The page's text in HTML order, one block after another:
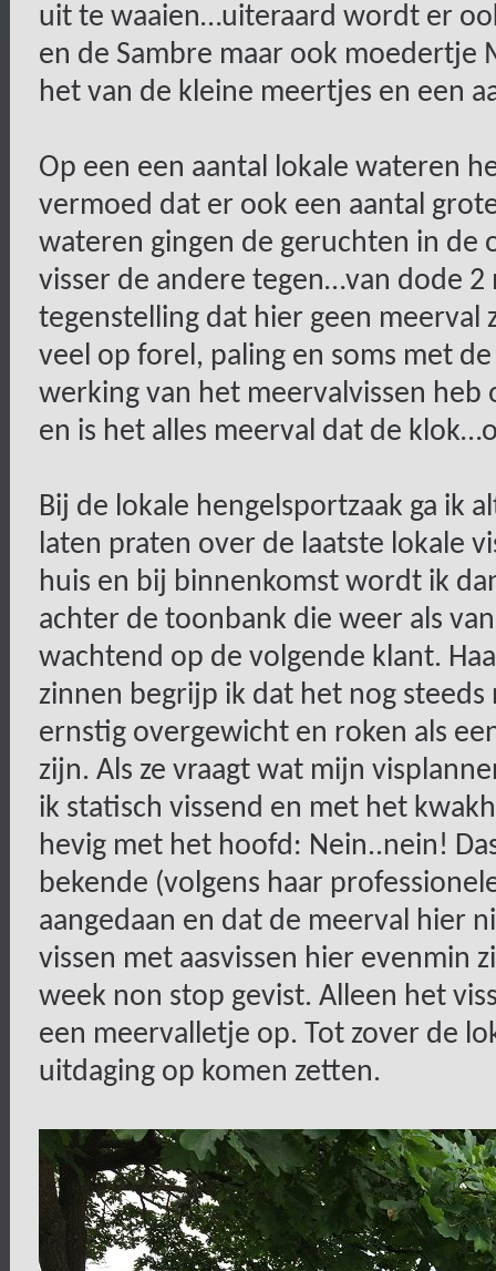
uit te waaien…uiteraard wordt er
en de Sambre maar ook moedertje
het van de kleine meertjes en een
Op een een aantal lokale wateren
vermoed dat er ook een aantal
wateren gingen de geruchten in de
visser de andere tegen…van dode
tegenstelling dat hier geen meerval
veel op forel, paling en soms met
werking van het meervalvissen
en is het alles meerval dat de
Bij de lokale hengelsportzaak ga ik
laten praten over de laatste lokale
huis en bij binnenkomst wordt ik
achter de toonbank die weer als
wachtend op de volgende klant.
zinnen begrijp ik dat het nog
ernstig overgewicht en roken als
zijn. Als ze vraagt wat mijn
ik statisch vissend en met het
hevig met het hoofd: Nein..nein!
bekende (volgens haar
aangedaan en dat de meerval hier
vissen met aasvissen hier
week non stop gevist. Alleen het
een meervalletje op. Tot zover de
uitdaging op komen zetten.